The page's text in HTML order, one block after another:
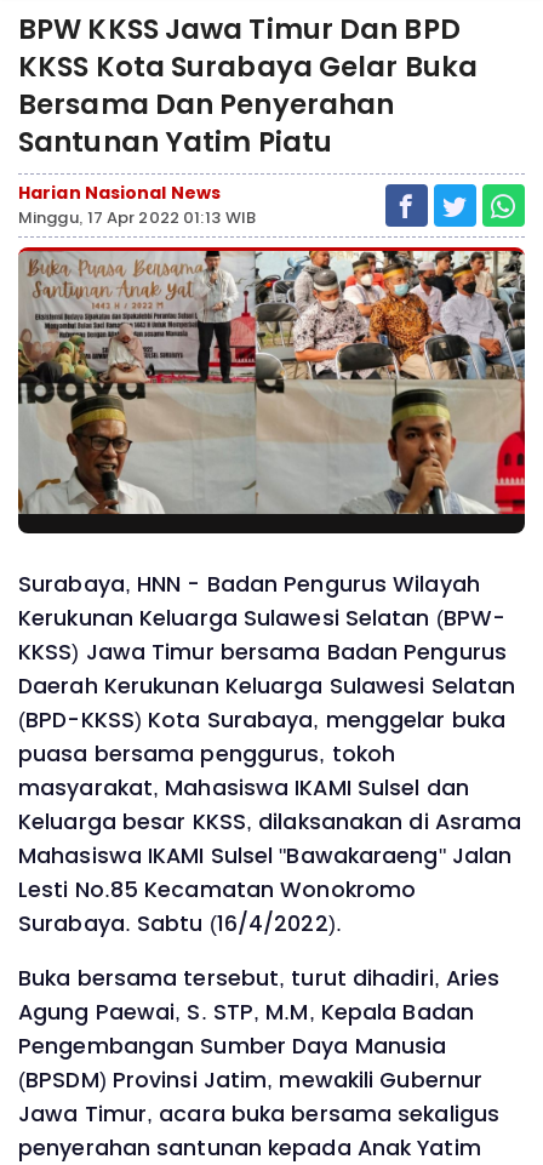
BPW KKSS Jawa Timur Dan BPD
KKSS Kota Surabaya Gelar Buka
Bersama Dan Penyerahan
Santunan Yatim Piatu
Harian Nasional News
Minggu, 17 Apr 2022 01:13 WIB
Surabaya, HNN - Badan Pengurus Wilayah
Kerukunan Keluarga Sulawesi Selatan (BPW-
KKSS) Jawa Timur bersama Badan Pengurus
Daerah Kerukunan Keluarga Sulawesi Selatan
(BPD-KKSS) Kota Surabaya, menggelar buka
puasa bersama penggurus, tokoh
masyarakat, Mahasiswa IKAMI Sulsel dan
Keluarga besar KKSS, dilaksanakan di Asrama
Mahasiswa IKAMI Sulsel "Bawakaraeng" Jalan
Lesti No.85 Kecamatan Wonokromo
Surabaya. Sabtu (16/4/2022).
Buka bersama tersebut, turut dihadiri, Aries
Agung Paewai, S. STP, M.M, Kepala Badan
Pengembangan Sumber Daya Manusia
(BPSDM) Provinsi Jatim, mewakili Gubernur
Jawa Timur, acara buka bersama sekaligus
penyerahan santunan kepada Anak Yatim